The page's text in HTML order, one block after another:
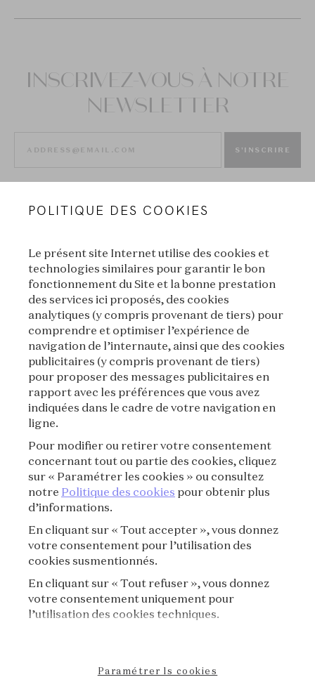
INSCRIVEZ-VOUS À NOTRE
NEWSLETTER
S'INSCRIRE
VAN CLEEF & ARPELS
MENTIONS LÉGALES
CONDITIONS GÉNÉRALES DE VENTE
CONDITIONS D'UTILISATION
CRÉDITS
CONTACT
FAQ
RÈGLEMENT DE VISITE
POLITIQUE DES COOKIES
Le présent site Internet utilise des cookies et
technologies similaires pour garantir le bon
fonctionnement du Site et la bonne prestation
des services ici proposés, des cookies
analytiques (y compris provenant de tiers) pour
comprendre et optimiser l’expérience de
navigation de l’internaute, ainsi que des cookies
publicitaires (y compris provenant de tiers)
pour proposer des messages publicitaires en
rapport avec les préférences que vous avez
indiquées dans le cadre de votre navigation en
ligne.
Pour modifier ou retirer votre consentement
concernant tout ou partie des cookies, cliquez
sur « Paramétrer les cookies » ou consultez
notre Politique des cookies pour obtenir plus
d’informations.
En cliquant sur « Tout accepter », vous donnez
votre consentement pour l’utilisation des
cookies susmentionnés.
En cliquant sur « Tout refuser », vous donnez
votre consentement uniquement pour
l’utilisation des cookies techniques.
Paramétrer ls cookies